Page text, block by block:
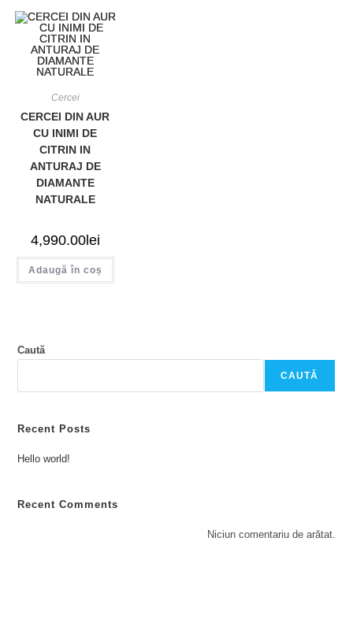
Cercei
CERCEI DIN AUR
CU INIMI DE
CITRIN IN
ANTURAJ DE
DIAMANTE
NATURALE
4,990.00lei
Adaugă în coș
Caută
CAUTĂ
Recent Posts
Hello world!
Recent Comments
Niciun comentariu de arătat.